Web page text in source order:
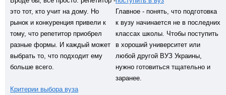
это тот, кто учит на дому. Но
рынок и конкуренция привели к
тому, что репетитор приобрел
разные формы. И каждый может
выбрать то, что подходит ему
больше всего.
Главное - понять, что подготовка
к вузу начинается не в последних
классах школы. Чтобы поступить
в хороший университет или
любой другой ВУЗ Украины,
нужно готовиться тщательно и
заранее.
Критерии выбора вуза